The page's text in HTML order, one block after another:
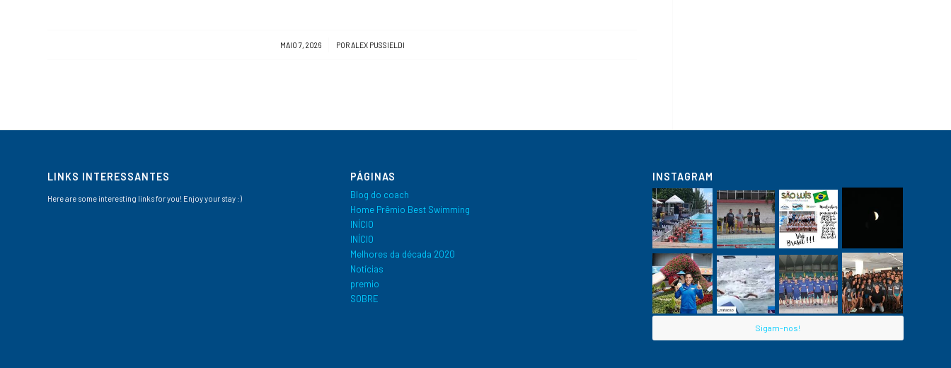
MAIO 7, 2026
/ PORALEX PUSSIELDI
LINKS INTERESSANTES
Here are some interesting links for you! Enjoy your stay :)
PÁGINAS
Blog do coach
Home Prêmio Best Swimming
INÍCIO
INÍCIO
Melhores da década 2020
Notícias
premio
SOBRE
INSTAGRAM
Sigam-nos!